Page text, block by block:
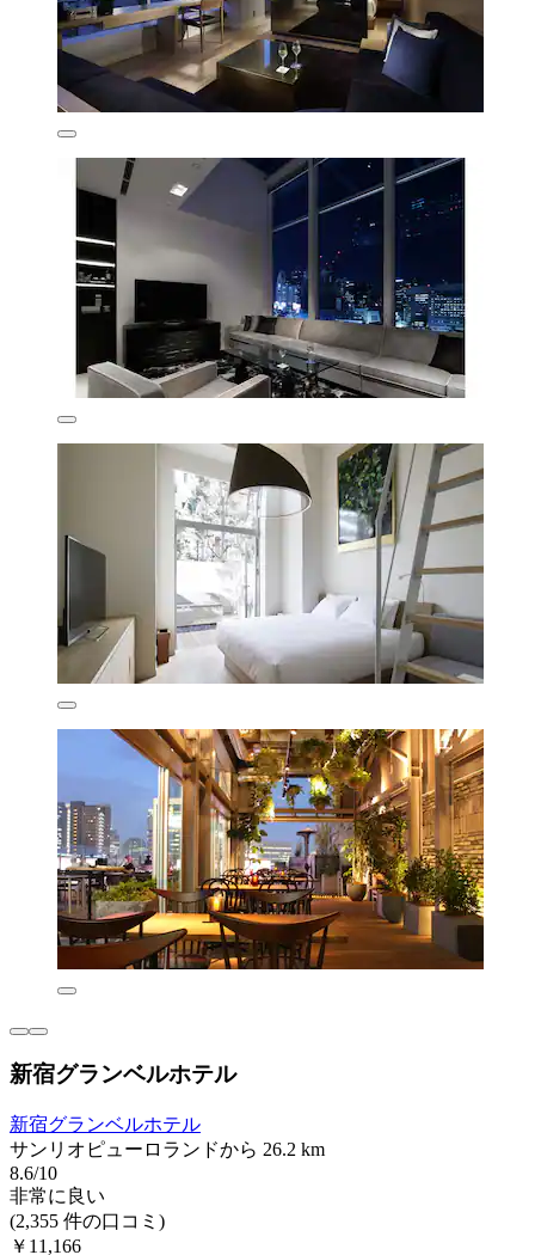
新宿グランベルホテル
新宿グランベルホテル
サンリオピューロランドから 26.2 km
8.6/10
非常に良い
(2,355 件の口コミ)
￥11,166